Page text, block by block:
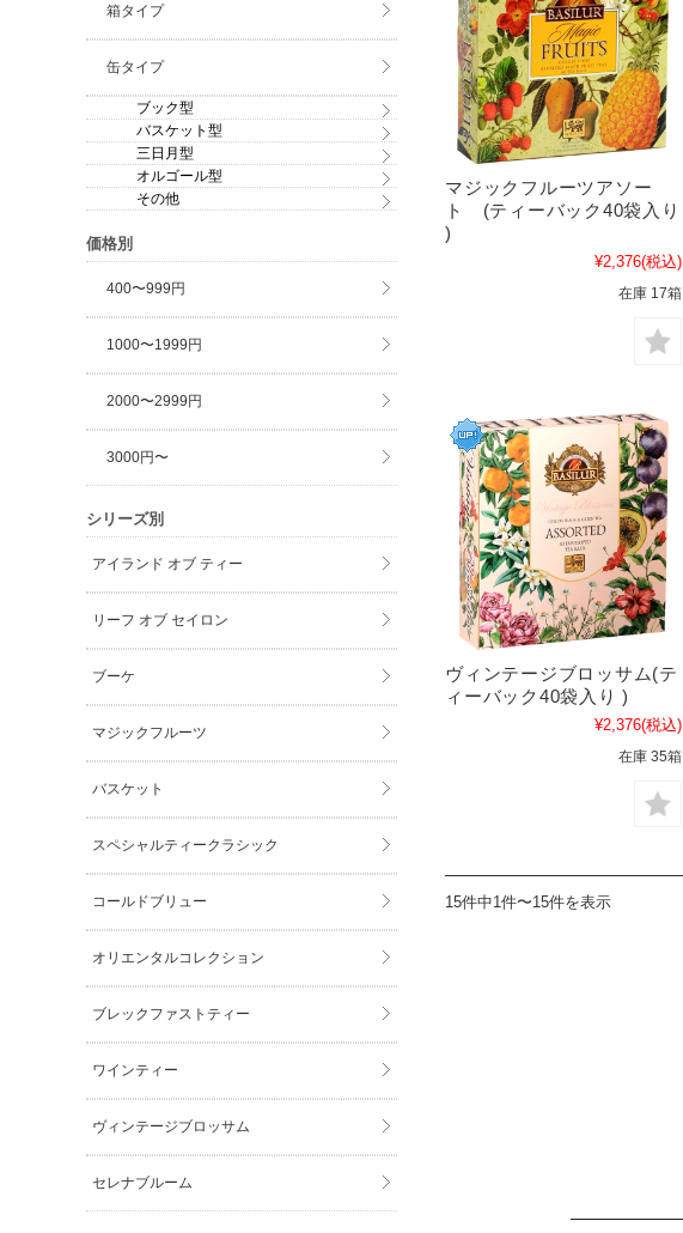
マジックフルーツアソー
ト (ティーバック40袋入り
)
¥2,376(税込)
在庫 17箱
ヴィンテージブロッサム(テ
ィーバック40袋入り )
¥2,376(税込)
在庫 35箱
15件中1件〜15件を表示
箱タイプ
缶タイプ
ブック型
バスケット型
三日月型
オルゴール型
その他
価格別
400〜999円
1000〜1999円
2000〜2999円
3000円〜
シリーズ別
アイランド オブ ティー
リーフ オブ セイロン
ブーケ
マジックフルーツ
バスケット
スペシャルティークラシック
コールドブリュー
オリエンタルコレクション
ブレックファストティー
ワインティー
ヴィンテージブロッサム
セレナブルーム